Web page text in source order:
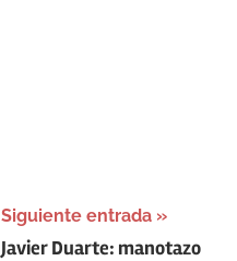
Siguiente entrada
Javier Duarte: manotazo